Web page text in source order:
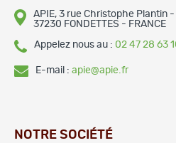
APIE, 3 rue Christophe Plantin
37230 FONDETTES - FRANCE
Appelez nous au : 02 47 28 63
E-mail : apie@apie.fr
NOTRE SOCIÉTÉ